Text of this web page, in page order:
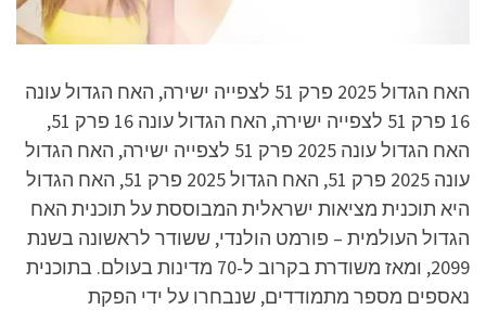
האח הגדול 2025 פרק 51 לצפייה ישירה, האח הגדול עונה
16 פרק 51 לצפייה ישירה, האח הגדול עונה 16 פרק 51,
האח הגדול עונה 2025 פרק 51 לצפייה ישירה, האח הגדול
עונה 2025 פרק 51, האח הגדול 2025 פרק 51, האח הגדול
היא תוכנית מציאות ישראלית המבוססת על תוכנית האח
הגדול העולמית – פורמט הולנדי, ששודר לראשונה בשנת
2099, ומאז משודרת בקרוב ל-70 מדינות בעולם. בתוכנית
נאספים מספר מתמודדים, שנבחרו על ידי הפקת